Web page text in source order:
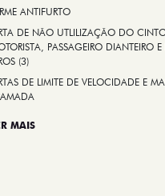
ANTIFURTO
DE NÃO UTLILIZAÇÃO DO
PASSAGEIRO DIANTEIRO E
(3)
DE LIMITE DE VELOCIDADE E
MAIS